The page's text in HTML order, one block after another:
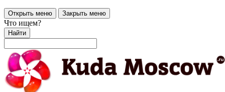
Открыть меню Закрыть меню
Что ищем?
Найти